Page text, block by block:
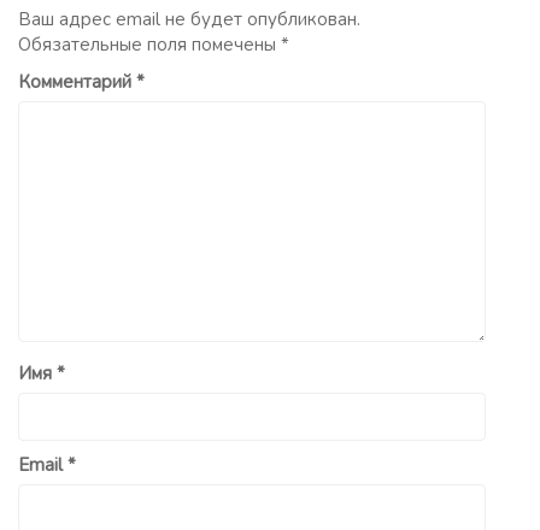
Ваш адрес email не будет опубликован.
Обязательные поля помечены *
Комментарий *
Имя *
Email*